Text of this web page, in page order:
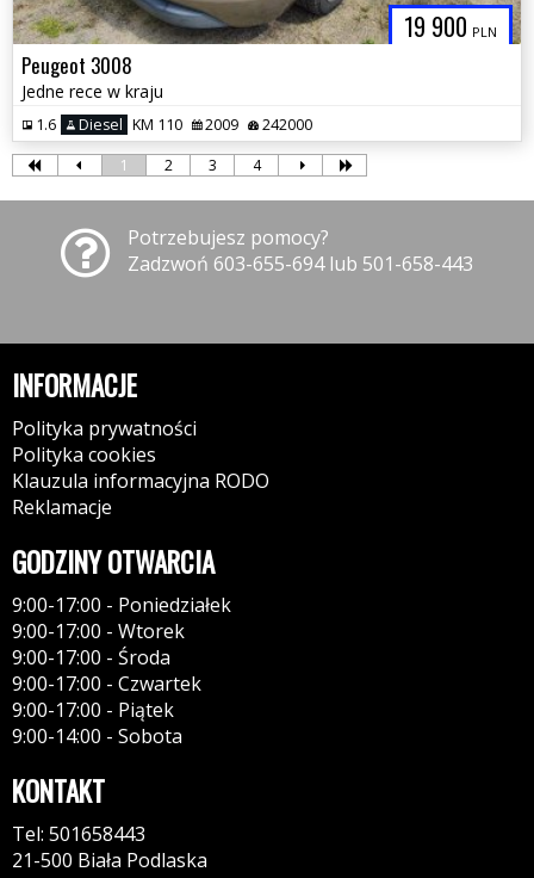
19 900 PLN
Peugeot 3008
Jedne rece w kraju
1.6 Diesel KM 110 2009 242000
1 2 3 4
Potrzebujesz pomocy?
Zadzwoń 603-655-694 lub 501-658-443
INFORMACJE
Polityka prywatności
Polityka cookies
Klauzula informacyjna RODO
Reklamacje
GODZINY OTWARCIA
9:00-17:00 - Poniedziałek
9:00-17:00 - Wtorek
9:00-17:00 - Środa
9:00-17:00 - Czwartek
9:00-17:00 - Piątek
9:00-14:00 - Sobota
KONTAKT
Tel: 501658443
21-500 Biała Podlaska